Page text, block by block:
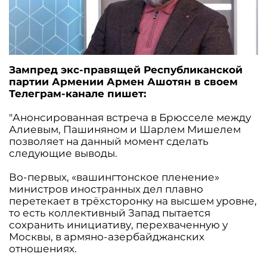
Зампред экс-правящей Республиканской
партии Армении Армен Ашотян в своем
Телеграм-канале пишет:
"Анонсированная встреча в Брюсселе между
Алиевым, Пашиняном и Шарлем Мишелем
позволяет на данный момент сделать
следующие выводы.
Во-первых, «вашингтонское пленение»
министров иностранных дел плавно
перетекает в трёхсторонку на высшем уровне,
то есть коллективный Запад пытается
сохранить инициативу, перехваченную у
Москвы, в армяно-азербайджанских
отношениях.